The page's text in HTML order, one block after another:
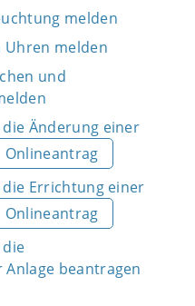
melden
melden
und
Änderung einer
Onlineantrag
Errichtung einer
Onlineantrag
beantragen